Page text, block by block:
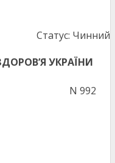
Статус: Чинний
УКРАЇНИ
N 992